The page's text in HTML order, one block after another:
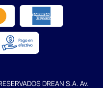
DREAN S.A. Av.